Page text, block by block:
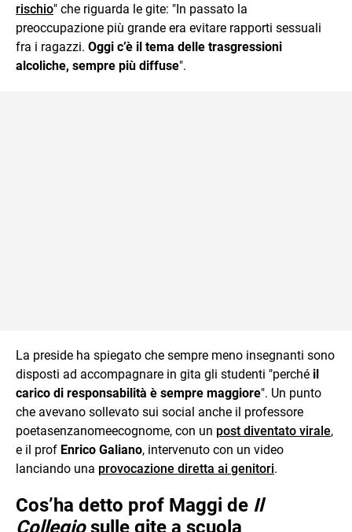
rischio" che riguarda le gite: "In passato la
preoccupazione più grande era evitare rapporti sessuali
fra i ragazzi. Oggi c’è il tema delle trasgressioni
alcoliche, sempre più diffuse".
La preside ha spiegato che sempre meno insegnanti sono
disposti ad accompagnare in gita gli studenti "perché il
carico di responsabilità è sempre maggiore". Un punto
che avevano sollevato sui social anche il professore
poetasenzanomeecognome, con un post diventato virale,
e il prof Enrico Galiano, intervenuto con un video
lanciando una provocazione diretta ai genitori.
Cos’ha detto prof Maggi de Il
Collegiosulle gite a scuola